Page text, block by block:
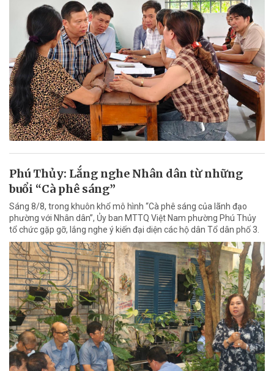
Phú Thủy: Lắng nghe Nhân dân từ những
buổi “Cà phê sáng”
Sáng 8/8, trong khuôn khổ mô hình “Cà phê sáng của lãnh đạo
phường với Nhân dân”, Ủy ban MTTQ Việt Nam phường Phú Thủy
tổ chức gặp gỡ, lắng nghe ý kiến đại diện các hộ dân Tổ dân phố 3.